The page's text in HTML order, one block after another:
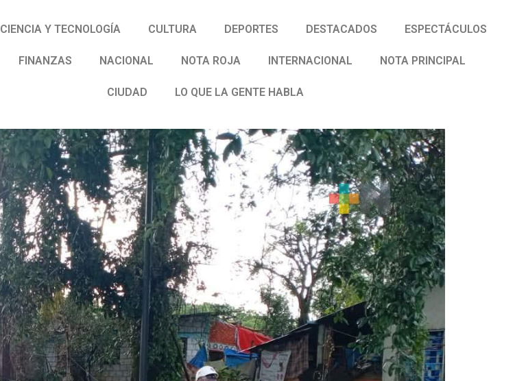
CIENCIA Y TECNOLOGÍA CULTURA DEPORTES DESTACADOS ESPECTÁCULOS
FINANZAS NACIONAL NOTA ROJA INTERNACIONAL NOTA PRINCIPAL
CIUDAD LO QUE LA GENTE HABLA